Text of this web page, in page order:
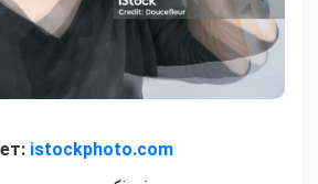
istockphoto.com